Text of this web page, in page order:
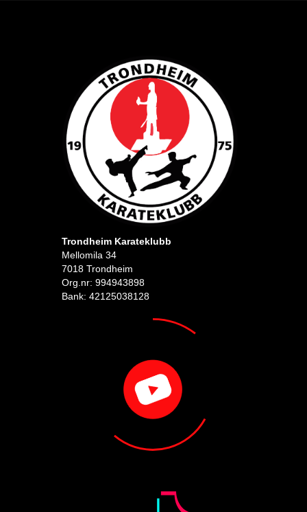
Trondheim Karateklubb
Mellomila 34
7018 Trondheim
Org.nr: 994943898
Bank: 42125038128